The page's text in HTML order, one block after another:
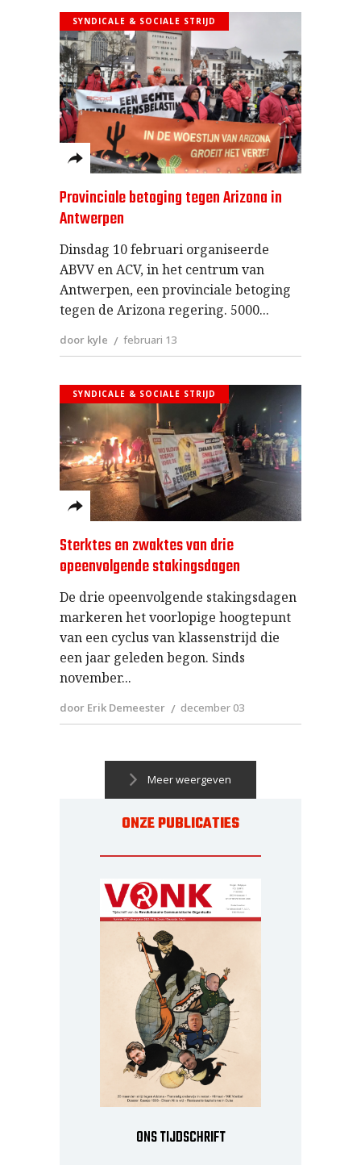
SYNDICALE & SOCIALE STRIJD
Provinciale betoging tegen Arizona in
Antwerpen
Dinsdag 10 februari organiseerde
ABVV en ACV, in het centrum van
Antwerpen, een provinciale betoging
tegen de Arizona regering. 5000
door kyle februari 13
SYNDICALE & SOCIALE STRIJD
Sterktes en zwaktes van drie
opeenvolgende stakingsdagen
De drie opeenvolgende stakingsdagen
markeren het voorlopige hoogtepunt
van een cyclus van klassenstrijd die
een jaar geleden begon. Sinds
november
door Erik Demeester december 03
Meer weergeven
ONZE PUBLICATIES
ONS TIJDSCHRIFT